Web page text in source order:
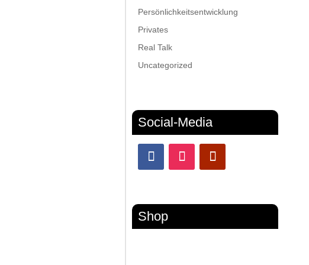
Persönlichkeitsentwicklung
Privates
Real Talk
Uncategorized
Social-Media
Shop